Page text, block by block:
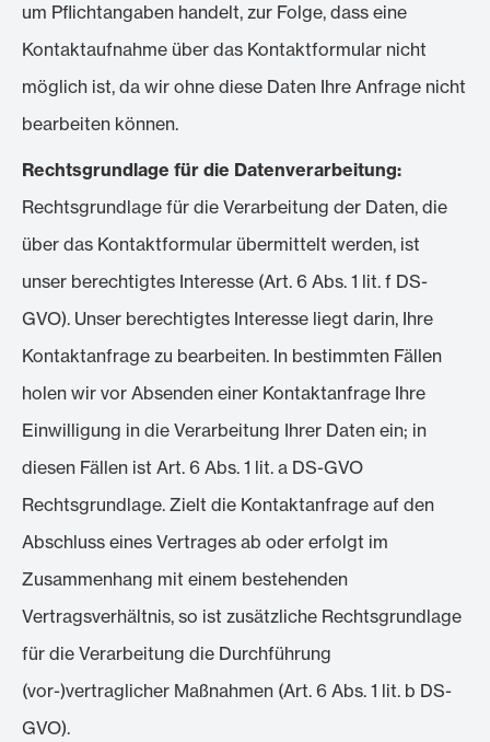
um Pflichtangaben handelt, zur Folge, dass eine
Kontaktaufnahme über das Kontaktformular nicht
möglich ist, da wir ohne diese Daten Ihre Anfrage nicht
bearbeiten können.
Rechtsgrundlage für die Datenverarbeitung:
Rechtsgrundlage für die Verarbeitung der Daten, die
über das Kontaktformular übermittelt werden, ist
unser berechtigtes Interesse (Art. 6 Abs. 1 lit. f DS-
GVO). Unser berechtigtes Interesse liegt darin, Ihre
Kontaktanfrage zu bearbeiten. In bestimmten Fällen
holen wir vor Absenden einer Kontaktanfrage Ihre
Einwilligung in die Verarbeitung Ihrer Daten ein; in
diesen Fällen ist Art. 6 Abs. 1 lit. a DS-GVO
Rechtsgrundlage. Zielt die Kontaktanfrage auf den
Abschluss eines Vertrages ab oder erfolgt im
Zusammenhang mit einem bestehenden
Vertragsverhältnis, so ist zusätzliche Rechtsgrundlage
für die Verarbeitung die Durchführung
(vor-)vertraglicher Maßnahmen (Art. 6 Abs. 1 lit. b DS-
GVO).